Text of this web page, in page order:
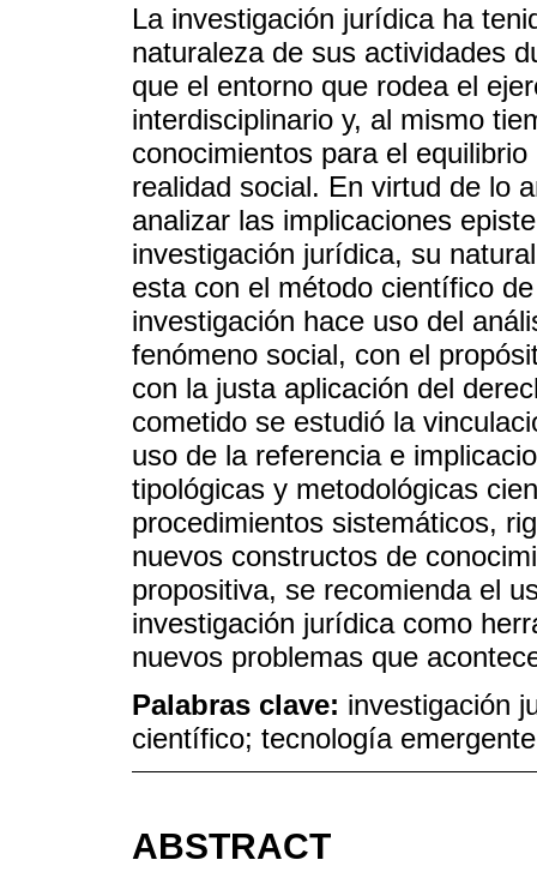
La investigación jurídica ha
naturaleza de sus actividades
que el entorno que rodea el
interdisciplinario y, al mismo
conocimientos para el
realidad social. En virtud de lo
analizar las implicaciones
investigación jurídica, su
esta con el método científico
investigación hace uso del
fenómeno social, con el
con la justa aplicación del
cometido se estudió la
uso de la referencia e
tipológicas y metodológicas
procedimientos sistemáticos,
nuevos constructos de
propositiva, se recomienda el
investigación jurídica como
nuevos problemas que
Palabras clave: investigación
científico; tecnología emergente
ABSTRACT